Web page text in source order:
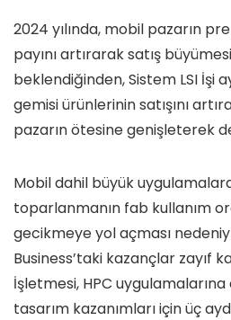
2024 yılında, mobil pazarın
payını artırarak satış
beklendiğinden, Sistem LSI İşi
gemisi ürünlerinin satışını
pazarın ötesine genişleterek
Mobil dahil büyük
toparlanmanın fab kullanım
gecikmeye yol açması
Business’taki kazançlar zayıf
İşletmesi, HPC
tasarım kazanımları için üç